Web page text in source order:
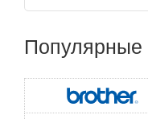
Популярные